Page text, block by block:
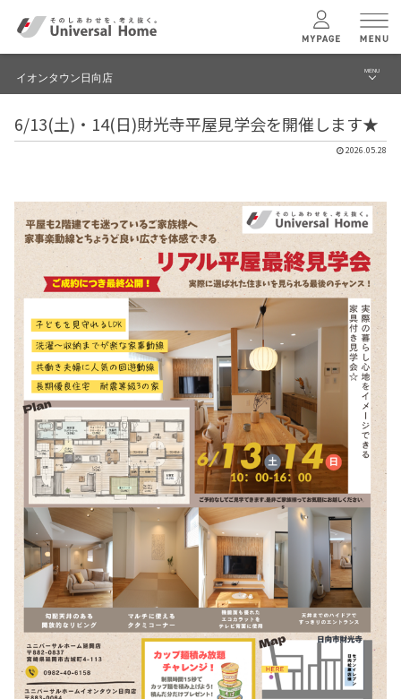
ユニバーサルホームの特長
テクノロジー
建築実例
モデルハウス検索・見学予約
シミュレーション
キャンペーン・コラボ情報
家づくりの知識
企業情報
お問い合わせ
イオンタウン日向店 MENU
ブログ
イベント
モデルハウス見学予約
イオンタウン日向店 TOPへ
6/13(土)・14(日)財光寺平屋見学会を開催します★
2026.05.28